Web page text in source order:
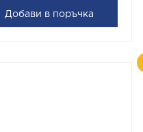
Добави в поръчка